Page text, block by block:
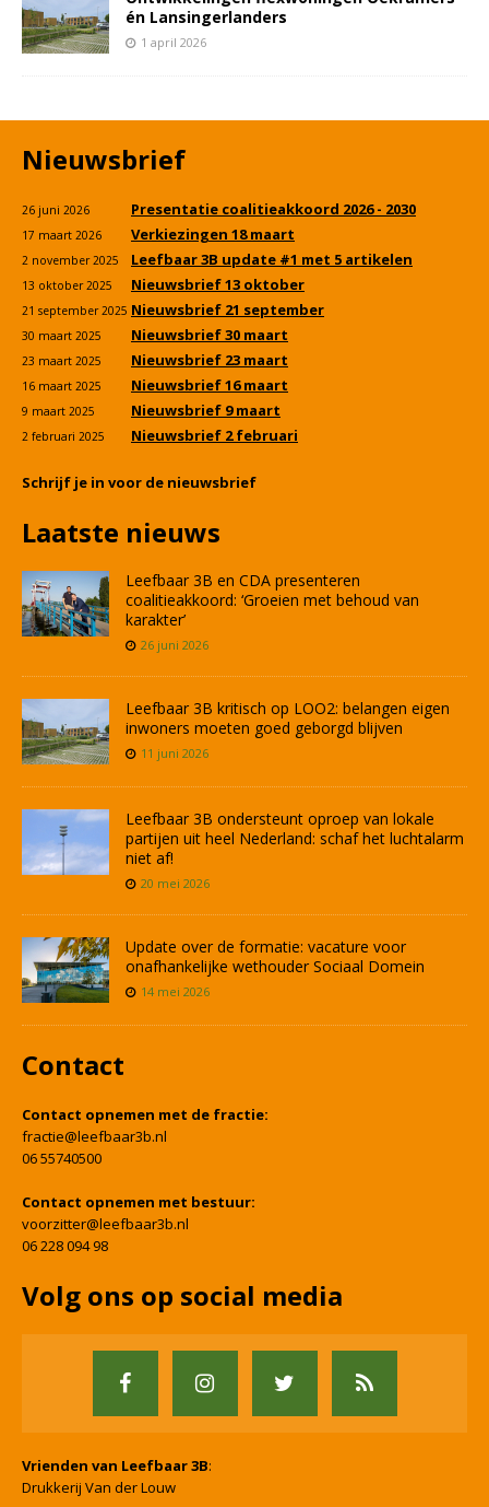
én Lansingerlanders
1 april 2026
Nieuwsbrief
26 juni 2026 Presentatie coalitieakkoord 2026 - 2030
17 maart 2026 Verkiezingen 18 maart
2 november 2025 Leefbaar 3B update #1 met 5 artikelen
13 oktober 2025 Nieuwsbrief 13 oktober
21 september 2025 Nieuwsbrief 21 september
30 maart 2025 Nieuwsbrief 30 maart
23 maart 2025 Nieuwsbrief 23 maart
16 maart 2025 Nieuwsbrief 16 maart
9 maart 2025 Nieuwsbrief 9 maart
2 februari 2025 Nieuwsbrief 2 februari
Schrijf je in voor de nieuwsbrief
Laatste nieuws
Leefbaar 3B en CDA presenteren
coalitieakkoord: ‘Groeien met behoud van
karakter’
26 juni 2026
Leefbaar 3B kritisch op LOO2: belangen eigen
inwoners moeten goed geborgd blijven
11 juni 2026
Leefbaar 3B ondersteunt oproep van lokale
partijen uit heel Nederland: schaf het luchtalarm
niet af!
20 mei 2026
Update over de formatie: vacature voor
onafhankelijke wethouder Sociaal Domein
14 mei 2026
Contact
Contact opnemen met de fractie:
fractie@leefbaar3b.nl
06 55740500
Contact opnemen met bestuur:
voorzitter@leefbaar3b.nl
06 228 094 98
Volg ons op social media
Vrienden van Leefbaar 3B:
Drukkerij Van der Louw